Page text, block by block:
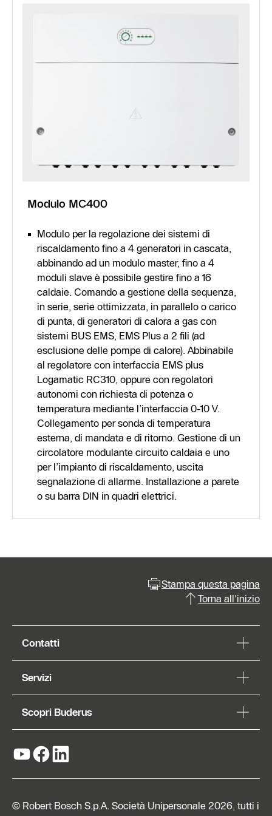
Modulo MC400
Modulo per la regolazione dei sistemi di
riscaldamento fino a 4 generatori in cascata,
abbinando ad un modulo master, fino a 4
moduli slave è possibile gestire fino a 16
caldaie. Comando a gestione della sequenza,
in serie, serie ottimizzata, in parallelo o carico
di punta, di generatori di calora a gas con
sistemi BUS EMS, EMS Plus a 2 fili (ad
esclusione delle pompe di calore). Abbinabile
al regolatore con interfaccia EMS plus
Logamatic RC310, oppure con regolatori
autonomi con richiesta di potenza o
temperatura mediante l’interfaccia 0-10 V.
Collegamento per sonda di temperatura
esterna, di mandata e di ritorno. Gestione di un
circolatore modulante circuito caldaia e uno
per l’impianto di riscaldamento, uscita
segnalazione di allarme. Installazione a parete
o su barra DIN in quadri elettrici.
Stampa questa pagina
Torna all'inizio
Contatti
Servizi
Scopri Buderus
© Robert Bosch S.p.A. Società Unipersonale 2026, tutti i